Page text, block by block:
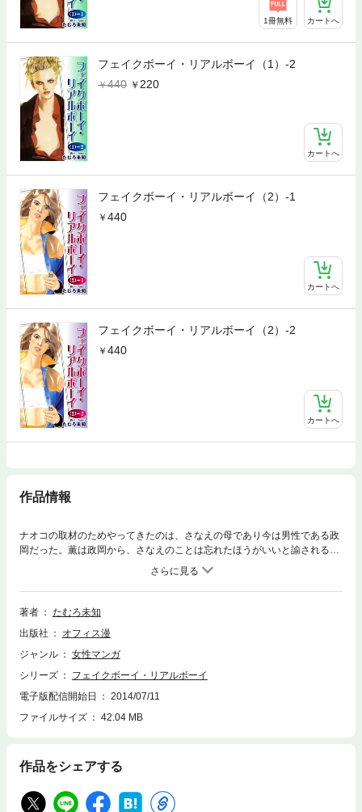
1冊無料 カートへ
フェイクボーイ・リアルボーイ（1）-2
440
220
カートへ
フェイクボーイ・リアルボーイ（2）-1
440
カートへ
フェイクボーイ・リアルボーイ（2）-2
440
カートへ
作品情報
ナオコの取材のためやってきたのは、さなえの母であり今は男性である政
岡だった。薫は政岡から、さなえのことは忘れたほうがいいと諭される。
納得のいかない薫は家を飛び出していた。薫が行き着いた先には、薫の天
使…さなえがいた。薫は男として、決断を下す……。一方、薫の治療は順
調に進み、性転換手術のGOサインが出た。待ちに待った最終段階ではあ
ったが、薫には解決しなければならない大きな問題があった。それは両親
完結、たむろ未知先生の衝撃作！！ 感動のクライマックス第２巻／後
編！！
著者
たむろ未知
出版社
オフィス漫
ジャンル
女性マンガ
シリーズ
フェイクボーイ・リアルボーイ
電子版配信開始日
2014/07/11
ファイルサイズ
42.04 MB
作品をシェアする